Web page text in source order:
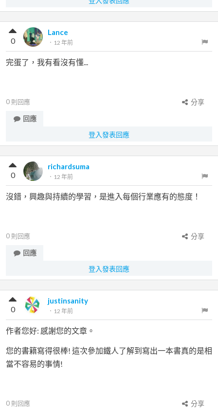
Lance
． 12 年前
0
完蛋了，我有看沒有懂...
0 則回應
分享
回應
登入發表回應
richardsuma
． 12 年前
0
沒錯，興趣與持續的學習，是進入每個行業應有的態度！
0 則回應
分享
回應
登入發表回應
justinsanity
． 12 年前
0
作者您好: 感謝您的文章。
您的書籍寫得很棒! 這次參加鐵人了解到寫出一本書真的是相
當不容易的事情!
0 則回應 分享